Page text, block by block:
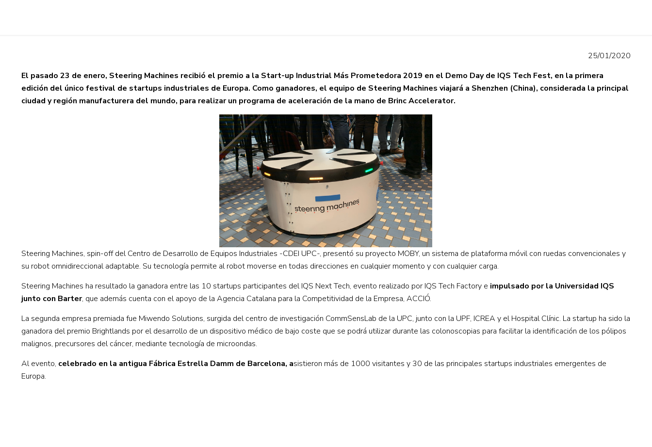
25/01/2020
El pasado 23 de enero, Steering Machines recibió el premio a la Start-up Industrial Más Prometedora 2019 en el Demo Day de IQS Tech Fest, en la primera
edición del único festival de startups industriales de Europa. Como ganadores, el equipo de Steering Machines viajará a Shenzhen (China), considerada la principal
ciudad y región manufacturera del mundo, para realizar un programa de aceleración de la mano de Brinc Accelerator.
Steering Machines, spin-off del Centro de Desarrollo de Equipos Industriales -CDEI UPC-, presentó su proyecto MOBY, un sistema de plataforma móvil con ruedas convencionales y
su robot omnidireccional adaptable. Su tecnología permite al robot moverse en todas direcciones en cualquier momento y con cualquier carga.
Steering Machines ha resultado la ganadora entre las 10 startups participantes del IQS Next Tech, evento realizado por IQS Tech Factory e impulsado por la Universidad IQS
junto con Barter, que además cuenta con el apoyo de la Agencia Catalana para la Competitividad de la Empresa, ACCIÓ.
La segunda empresa premiada fue Miwendo Solutions, surgida del centro de investigación CommSensLab de la UPC, junto con la UPF, ICREA y el Hospital Clínic. La startup ha sido la
ganadora del premio Brightlands por el desarrollo de un dispositivo médico de bajo coste que se podrá utilizar durante las colonoscopias para facilitar la identificación de los pólipos
malignos, precursores del cáncer, mediante tecnología de microondas.
Al evento, celebrado en la antigua Fábrica Estrella Damm de Barcelona, asistieron más de 1000 visitantes y 30 de las principales startups industriales emergentes de
Europa.